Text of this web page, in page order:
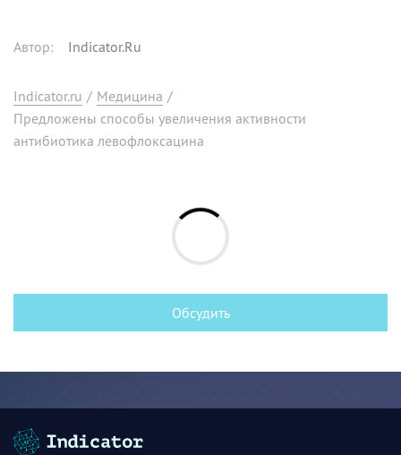
Автор: Indicator.Ru
Indicator.ru / Медицина /
Предложены способы увеличения активности
антибиотика левофлоксацина
Обсудить